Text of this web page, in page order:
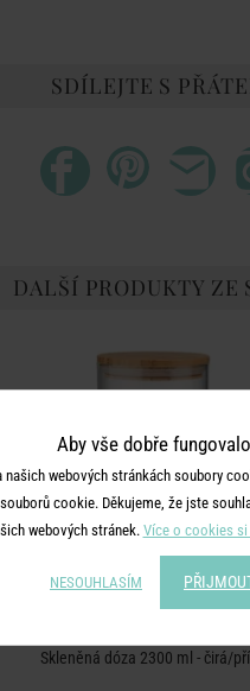
SDÍLEJTE S
DALŠÍ PRODUKTY ZE
Skleněná dóza 2300 ml - čirá/
Aby vše dobře
webových stránkách soubory
cookie. Děkujeme, že jste
webových stránek. Více o cookies
NESOUHLASÍM